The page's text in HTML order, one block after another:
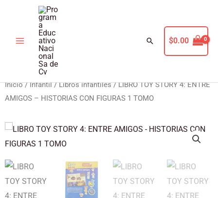
contenido
Buscar$0.00
Volver A La Tienda
Inicio/Infantil/Libros infantiles/ LIBRO TOY STORY 4: ENTRE
AMIGOS – HISTORIAS CON FIGURAS 1 TOMO